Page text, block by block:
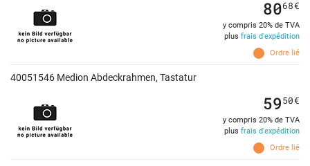
Ordre lié
8068€
y compris 20% de TVA
plus frais d'expédition
40051546 Medion Abdeckrahmen, Tastatur
Ordre lié
5950€
y compris 20% de TVA
plus frais d'expédition